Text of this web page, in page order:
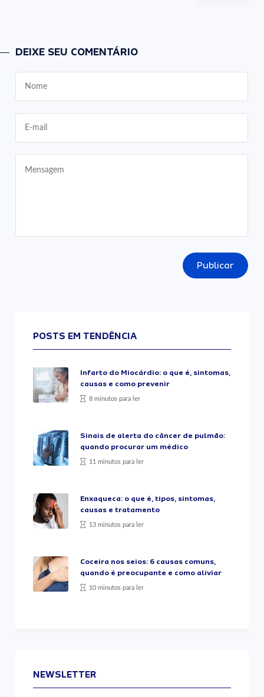
DEIXE SEU COMENTÁRIO
Publicar
POSTS EM TENDÊNCIA
Infarto do Miocárdio: o que é, sintomas,
causas e como prevenir
8 minutos para ler
Sinais de alerta do câncer de pulmão:
quando procurar um médico
11 minutos para ler
Enxaqueca: o que é, tipos, sintomas,
causas e tratamento
13 minutos para ler
Coceira nos seios: 6 causas comuns,
quando é preocupante e como aliviar
10 minutos para ler
NEWSLETTER